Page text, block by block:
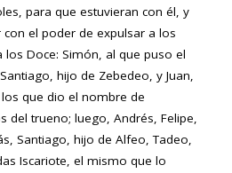
para que estuvieran con él, y
el poder de expulsar a los
Doce: Simón, al que puso el
hijo de Zebedeo, y Juan,
que dio el nombre de
del trueno; luego, Andrés, Felipe,
Santiago, hijo de Alfeo, Tadeo,
Iscariote, el mismo que lo